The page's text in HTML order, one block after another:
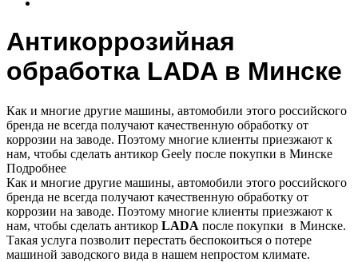
Антикоррозийная
обработка LADA в Минске
Как и многие другие машины, автомобили этого российского
бренда не всегда получают качественную обработку от
коррозии на заводе. Поэтому многие клиенты приезжают к
нам, чтобы сделать антикор Geely после покупки в Минске
Подробнее
Как и многие другие машины, автомобили этого российского
бренда не всегда получают качественную обработку от
коррозии на заводе. Поэтому многие клиенты приезжают к
нам, чтобы сделать антикор LADA после покупки в Минске.
Такая услуга позволит перестать беспокоиться о потере
машиной заводского вида в нашем непростом климате.